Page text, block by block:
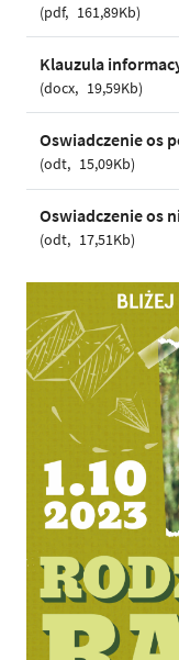
pdf 161,89Kb
Klauzula
docx 19,59Kb
Oswiadczenie os
odt 15,09Kb
Oswiadczenie os
odt 17,51Kb